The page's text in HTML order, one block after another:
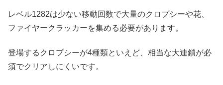
レベル1282は少ない移動回数で大量のクロプシーや花、
ファイヤークラッカーを集める必要があります。
登場するクロプシーが4種類といえど、相当な大連鎖が必
須でクリアしにくいです。